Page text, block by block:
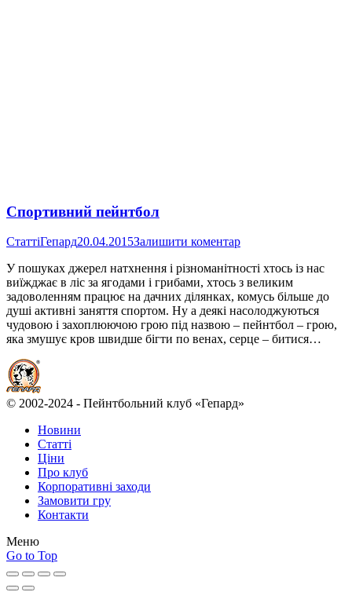
Спортивний пейнтбол
СтаттіГепард20.04.2015Залишити коментар
У пошуках джерел натхнення і різноманітності хтось із нас
виїжджає в ліс за ягодами і грибами, хтось з великим
задоволенням працює на дачних ділянках, комусь більше до
душі активні заняття спортом. Ну а деякі насолоджуються
чудовою і захоплюючою грою під назвою – пейнтбол – грою,
яка змушує кров швидше бігти по венах, серце – битися…
© 2002-2024 - Пейнтбольний клуб «Гепард»
Новини
Статті
Ціни
Про клуб
Корпоративні заходи
Замовити гру
Контакти
Меню
Go to Top